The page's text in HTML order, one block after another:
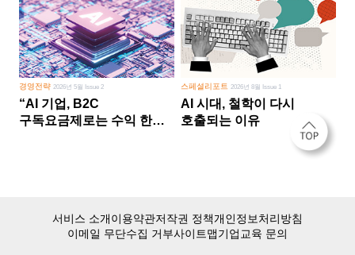
경영전략 2026년 5월 Issue 2
“AI 기업, B2C
구독요금제로는 수익 한계
스페셜리포트 2026년 8월 Issue 1
AI 시대, 철학이 다시
호출되는 이유
서비스 소개이용약관저작권 정책개인정보처리방침
이메일 무단수집 거부사이트맵기업교육 문의